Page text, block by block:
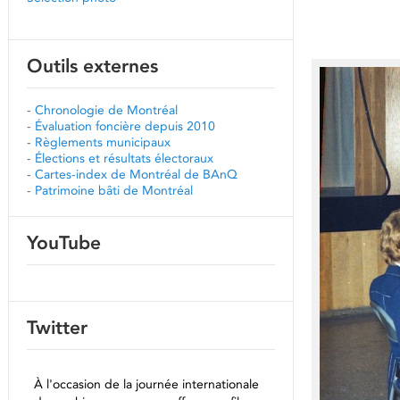
Outils externes
- Chronologie de Montréal
- Évaluation foncière depuis 2010
- Règlements municipaux
- Élections et résultats électoraux
- Cartes-index de Montréal de BAnQ
- Patrimoine bâti de Montréal
YouTube
Twitter
À l'occasion de la journée internationale